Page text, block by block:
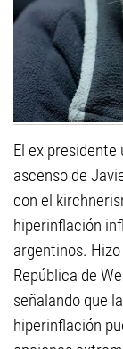
El ex presidente
ascenso de
con el
hiperinflación
argentinos.
República de
señalando que
hiperinflación